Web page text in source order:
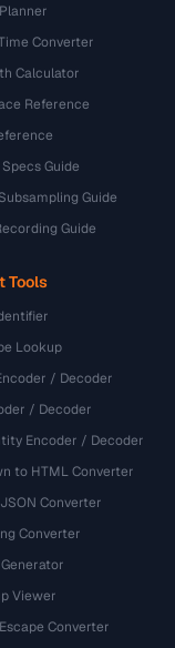
Converter
Calculator
Reference
Guide
Guide
Guide
Tools
Lookup
/ Decoder
/ Decoder
Encoder / Decoder
to HTML Converter
Converter
Converter
Viewer
Converter